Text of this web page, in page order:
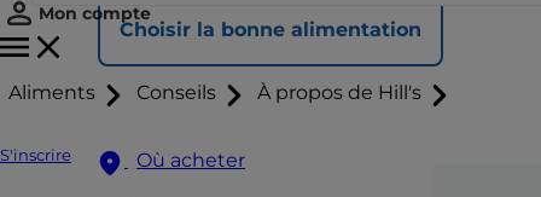
Mon compte
Aliments Conseils À propos de Hill's
S'inscrire Où acheter
Choisir la bonne alimentation